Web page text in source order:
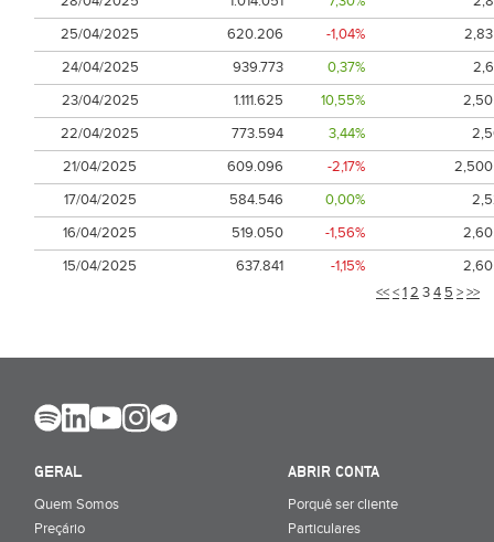
<<<12 34 5 >>>
25/04/2025
620.206 -1,04%
24/04/2025
939.773 0,37%
23/04/2025
1.111.625 10,55%
22/04/2025
773.594 3,44%
21/04/2025
609.096 -2,17%
17/04/2025
584.546 0,00%
16/04/2025
519.050 -1,56%
15/04/2025
637.841 -1,15%
GERAL
Quem Somos
Preçário
ABRIR CONTA
Porquê ser cliente
Particulares